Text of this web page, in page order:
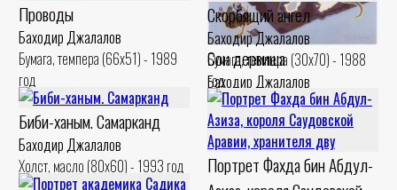
Сон дервиша
Баходир Джалалов
Холст, акрил (100x100) - 1992
год
Проводы
Баходир Джалалов
Бумага, темпера (66x51) - 1989
год
Скорбящий ангел
Баходир Джалалов
Бумага, темпера (30x70) - 1988
год
Биби-ханым. Самарканд
Баходир Джалалов
Холст, масло (80x60) - 1993 год
Портрет Фахда бин Абдул-